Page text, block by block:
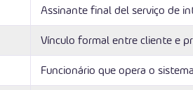
Assinante final del serviço de
Vínculo formal entre cliente e
Funcionário que opera o